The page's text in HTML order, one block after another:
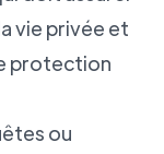
vie privée et
protection
ou